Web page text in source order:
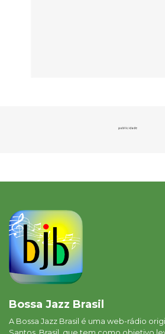
Bossa Jazz Brasil
A Bossa Jazz Brasil é uma web-rádio